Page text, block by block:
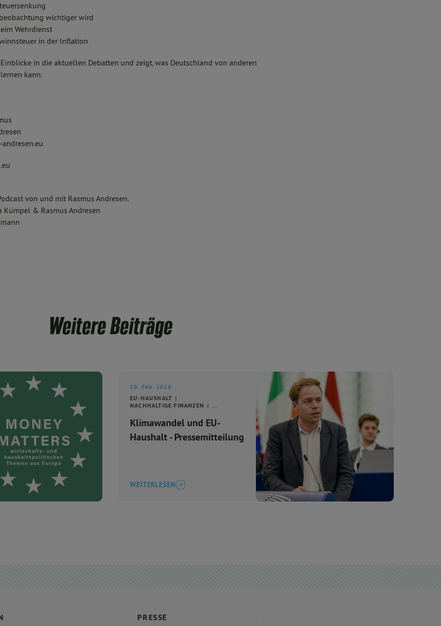
wichtiger wird
Wehrdienst
in der Inflation
in die aktuellen Debatten und zeigt, was Deutschland von anderen
kann.
von und mit Rasmus Andresen.
Kümpel & Rasmus Andresen
Weitere Beiträge
10. Feb. 2026
EU-HAUSHALT
NACHHALTIGE FINANZEN
...
Klimawandel und EU-
Haushalt - Pressemitteilung
WEITERLESEN
PRESSE